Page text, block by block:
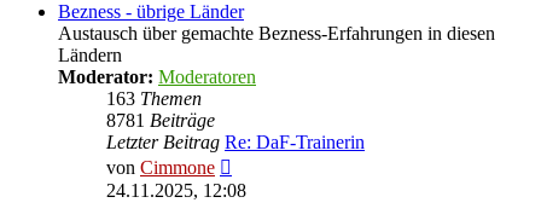
Bezness - übrige Länder
Austausch über gemachte Bezness-Erfahrungen in diesen
Ländern
Moderator: Moderatoren
163 Themen
8781 Beiträge
Letzter Beitrag Re: DaF-Trainerin
von Cimmone
Beitrag
24.11.2025, 12:08